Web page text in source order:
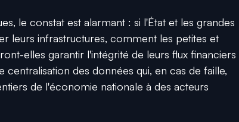
le constat est alarmant : si l'État et les grandes
leurs infrastructures, comment les petites et
elles garantir l'intégrité de leurs flux financiers
des données qui, en cas de faille,
de l'économie nationale à des acteurs